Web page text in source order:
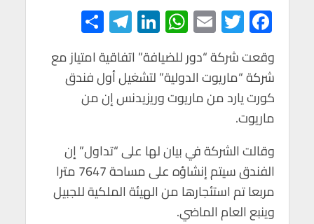
F
ac
e
b
o
o
k
T
wi
tt
er
E
m
ail
W
h
at
s
A
p
Li
n
ke
dI
n
Te
le
gr
a
m
h
ar
e
وقعت شركة “دور للضيافة” اتفاقية امتياز مع
شركة “ماريوت الدولية” لتشغيل أول فندق
كورت يارد من ماريوت وريزيدنس إن من
ماريوت.
وقالت الشركة في بيان لها على “تداول” إن
الفندق سيتم إنشاؤه على مساحة 7647 مترا
مربعا تم استئجارها من الهيئة الملكية للجبيل
وينبع العام الماضي.